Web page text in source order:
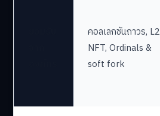
คอลเลกชันถาวร, L2
NFT, Ordinals &
soft fork